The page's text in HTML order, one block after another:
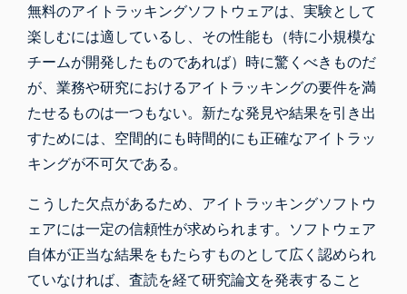
無料のアイトラッキングソフトウェアは、実験として
楽しむには適しているし、その性能も（特に小規模な
チームが開発したものであれば）時に驚くべきものだ
が、業務や研究におけるアイトラッキングの要件を満
たせるものは一つもない。新たな発見や結果を引き出
すためには、空間的にも時間的にも正確なアイトラッ
キングが不可欠である。
こうした欠点があるため、アイトラッキングソフトウ
ェアには一定の信頼性が求められます。ソフトウェア
自体が正当な結果をもたらすものとして広く認められ
ていなければ、査読を経て研究論文を発表すること